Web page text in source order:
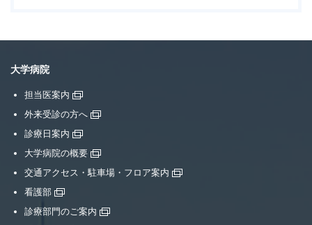
大学病院
担当医案内
外来受診の方へ
診療日案内
大学病院の概要
交通アクセス・駐車場・フロア案内
看護部
診療部門のご案内